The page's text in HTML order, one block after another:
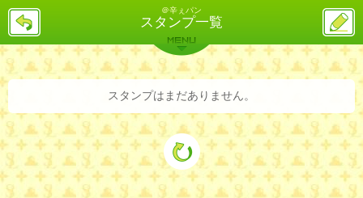
＠辛ぇパン
スタンプ一覧
戻
ス
投
稿
バックナンバー 詳細検索 ランキング
MENU
スタンプはまだありません。